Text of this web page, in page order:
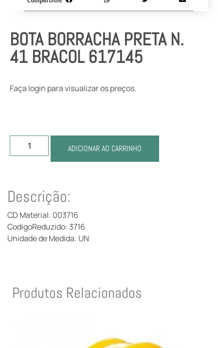
BOTA BORRACHA PRETA N.
41 BRACOL 617145
Faça login para visualizar os preços.
ADICIONAR AO CARRINHO
Descrição:
CD Material: 003716
CodigoReduzido: 3716
Unidade de Medida: UN
Produtos Relacionados